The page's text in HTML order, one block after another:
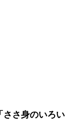
ささ身のいろい